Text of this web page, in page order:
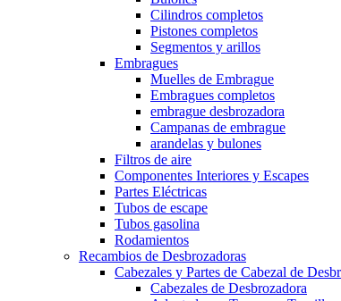
Cilindros completos
Pistones completos
Segmentos y arillos
Embragues
Muelles de Embrague
Embragues completos
embrague desbrozadora
Campanas de embrague
arandelas y bulones
Filtros de aire
Componentes Interiores y Escapes
Partes Eléctricas
Tubos de escape
Tubos gasolina
Rodamientos
Recambios de Desbrozadoras
Cabezales y Partes de Cabezal de
Cabezales de Desbrozadora